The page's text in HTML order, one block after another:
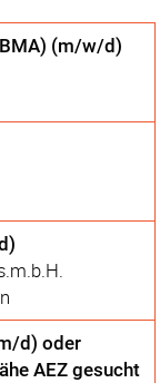
(m/w/d)
d) oder
AEZ gesucht